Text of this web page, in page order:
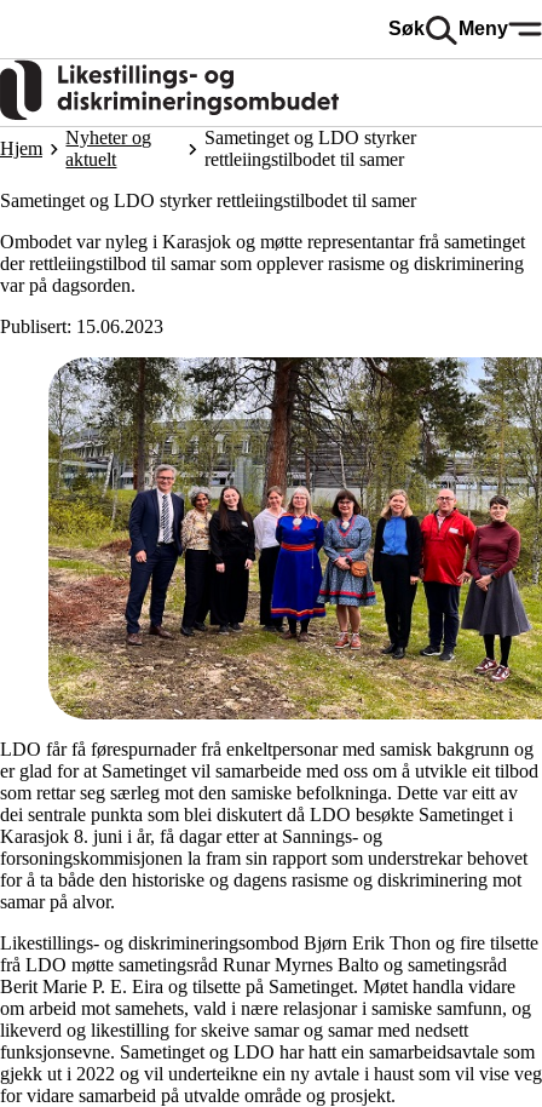
Søk Meny
Hjem
Nyheter og
aktuelt
Sametinget og LDO styrker
rettleiingstilbodet til samer
Sametinget og LDO styrker rettleiingstilbodet til samer
Ombodet var nyleg i Karasjok og møtte representantar frå sametinget
der rettleiingstilbod til samar som opplever rasisme og diskriminering
var på dagsorden.
Publisert: 15.06.2023
LDO får få førespurnader frå enkeltpersonar med samisk bakgrunn og
er glad for at Sametinget vil samarbeide med oss om å utvikle eit tilbod
som rettar seg særleg mot den samiske befolkninga. Dette var eitt av
dei sentrale punkta som blei diskutert då LDO besøkte Sametinget i
Karasjok 8. juni i år, få dagar etter at Sannings- og
forsoningskommisjonen la fram sin rapport som understrekar behovet
for å ta både den historiske og dagens rasisme og diskriminering mot
samar på alvor.
Likestillings- og diskrimineringsombod Bjørn Erik Thon og fire tilsette
frå LDO møtte sametingsråd Runar Myrnes Balto og sametingsråd
Berit Marie P. E. Eira og tilsette på Sametinget. Møtet handla vidare
om arbeid mot samehets, vald i nære relasjonar i samiske samfunn, og
likeverd og likestilling for skeive samar og samar med nedsett
funksjonsevne. Sametinget og LDO har hatt ein samarbeidsavtale som
gjekk ut i 2022 og vil underteikne ein ny avtale i haust som vil vise veg
for vidare samarbeid på utvalde område og prosjekt.